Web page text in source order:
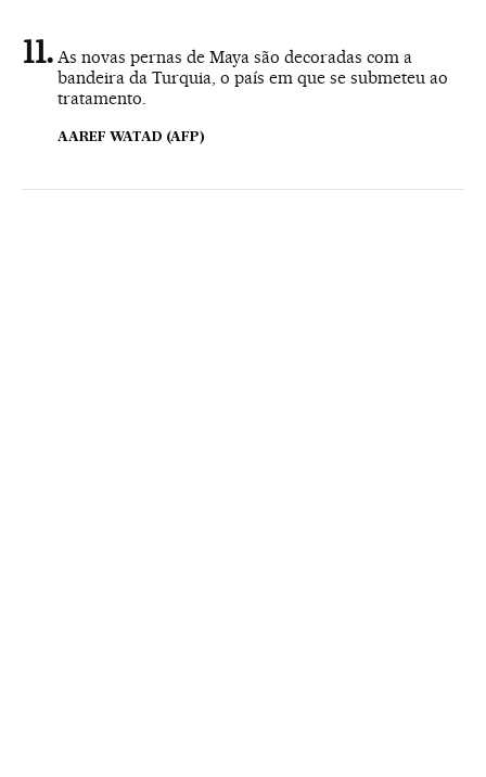
As novas pernas de Maya são decoradas com a
bandeira da Turquia, o país em que se submeteu ao
tratamento.
AAREF WATAD (AFP)